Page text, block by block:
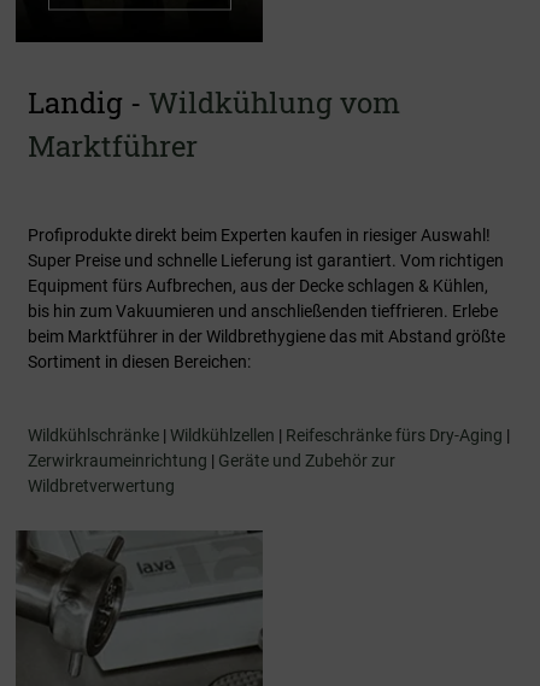
Landig - Wildkühlung vom
Marktführer
Profiprodukte direkt beim Experten kaufen in riesiger Auswahl!
Super Preise und schnelle Lieferung ist garantiert. Vom richtigen
Equipment fürs Aufbrechen, aus der Decke schlagen & Kühlen,
bis hin zum Vakuumieren und anschließenden tieffrieren. Erlebe
beim Marktführer in der Wildbrethygiene das mit Abstand größte
Sortiment in diesen Bereichen:
Wildkühlschränke | Wildkühlzellen | Reifeschränke fürs Dry-Aging |
Zerwirkraumeinrichtung | Geräte und Zubehör zur
Wildbretverwertung